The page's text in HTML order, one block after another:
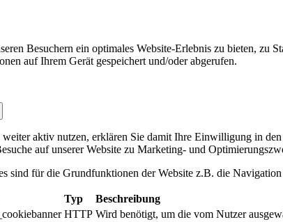
Besuchern ein optimales Website-Erlebnis zu bieten,
auf Ihrem Gerät gespeichert und/oder abgerufen.
weiter aktiv nutzen, erklären Sie damit Ihre Einwilligung in
auf unserer Website zu Marketing- und
sind für die Grundfunktionen der Website z.B. die
Typ Beschreibung
HTTP Wird benötigt, um die vom Nutzer